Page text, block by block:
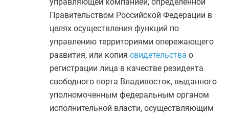
Правительством Российской Федерации в
целях осуществления функций по
управлению территориями опережающего
развития, или копия свидетельства о
регистрации лица в качестве резидента
свободного порта Владивосток, выданного
уполномоченным федеральным органом
исполнительной власти, осуществляющим